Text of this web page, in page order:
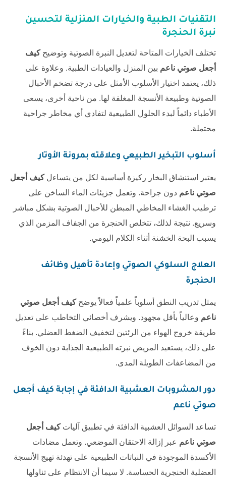
التقنيات الطبية والخيارات المنزلية لتحسين
نبرة الحنجرة
تختلف الخيارات المتاحة لتعديل النبرة الصوتية وتوضيحكيف
أجعل صوتي ناعم بين المنزل والعيادات الطبية. وعلاوة على
ذلك، يعتمد اختيار الأسلوب الأمثل على درجة تضخم الأحبال
الصوتية وطبيعة الأنسجة المغلفة لها. من ناحية أخرى، يسعى
الأطباء دائماً لبدء الحلول الطبيعية لتفادي أي مخاطر جراحية
محتملة.
أسلوب التبخير الطبيعي وعلاقته بمرونة الأوتار
يعتبر استنشاق البخار ركيزة أساسية لكل من يتساءلكيف أجعل
صوتي ناعم دون جراحة. وتعمل جزيئات الماء الساخن على
ترطيب الغشاء المخاطي المبطن للأحبال الصوتية بشكل مباشر
وسريع. نتيجة لذلك، تتخلص الحنجرة من الجفاف المزمن الذي
يسبب البحة الخشنة أثناء الكلام اليومي.
العلاج السلوكي الصوتي وإعادة تأهيل وظائف
الحنجرة
يمثل تدريب النطق أسلوباً علمياً فعالاً يوضحكيف أجعل صوتي
ناعم وعالياً بأقل مجهود. ويشرف أخصائي التخاطب على تعديل
طريقة خروج الهواء من الرئتين لتخفيف الضغط العضلي. بناءً
على ذلك، يستعيد المريض نبرته الطبيعية الجذابة دون الخوف
من المضاعفات الطويلة المدى.
دور المشروبات العشبية الدافئة في إجابة كيف أجعل
صوتي ناعم
تساعد السوائل العشبية الدافئة في تطبيق آلياتكيف أجعل
صوتي ناعم عبر إزالة الاحتقان الموضعي. وتعمل مضادات
الأكسدة الموجودة في النباتات الطبيعية على تهدئة تهيج الأنسجة
العضلية الحنجرية الحساسة. لا سيما أن الانتظام على تناولها